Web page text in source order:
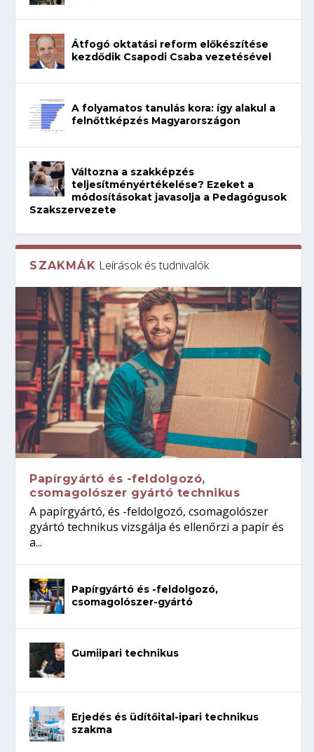
Átfogó oktatási reform előkészítése
kezdődik Csapodi Csaba vezetésével
A folyamatos tanulás kora: így alakul a
felnőttképzés Magyarországon
Változna a szakképzés
teljesítményértékelése? Ezeket a
módosításokat javasolja a Pedagógusok
Szakszervezete
SZAKMÁK Leírások és tudnivalók
Papírgyártó és -feldolgozó,
csomagolószer gyártó technikus
A papírgyártó, és -feldolgozó, csomagolószer
gyártó technikus vizsgálja és ellenőrzi a papír és
a...
Papírgyártó és -feldolgozó,
csomagolószer-gyártó
Gumiipari technikus
Erjedés és üdítőital-ipari technikus
szakma